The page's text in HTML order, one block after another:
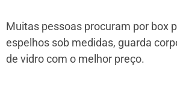
Muitas pessoas procuram por box
espelhos sob medidas, guarda
de vidro com o melhor preço.